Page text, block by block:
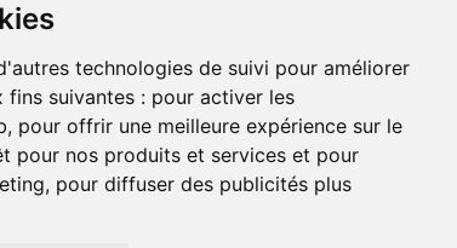
technologies de suivi pour améliorer
fins suivantes : pour activer les
, pour offrir une meilleure expérience sur le
pour nos produits et services et pour
, pour diffuser des publicités plus
À PROPOS DE NOUS